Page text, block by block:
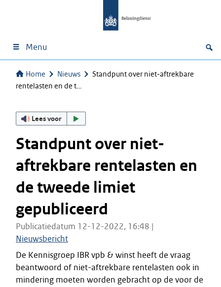
Menu
Home Nieuws
Standpunt over niet-aftrekbare
rentelasten en de t…
Lees voor
Standpunt over niet-
aftrekbare rentelasten en
de tweede limiet
gepubliceerd
Publicatiedatum 12-12-2022, 16:48 |
Nieuwsbericht
De Kennisgroep IBR vpb & winst heeft de vraag
beantwoord of niet-aftrekbare rentelasten ook in
mindering moeten worden gebracht op de voor de